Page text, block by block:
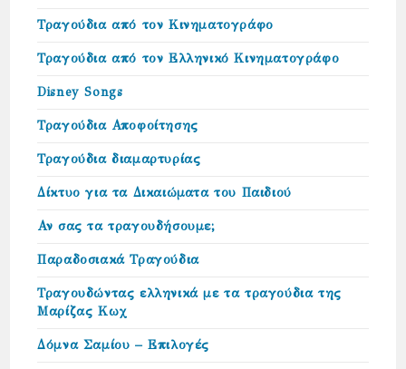
Τραγούδια από τον Κινηματογράφο
Τραγούδια από τον Ελληνικό Κινηματογράφο
Disney Songs
Τραγούδια Αποφοίτησης
Τραγούδια διαμαρτυρίας
Δίκτυο για τα Δικαιώµατα του Παιδιού
Αν σας τα τραγουδήσουμε;
Παραδοσιακά Τραγούδια
Τραγουδώντας ελληνικά με τα τραγούδια της
Μαρίζας Κωχ
Δόμνα Σαμίου – Επιλογές